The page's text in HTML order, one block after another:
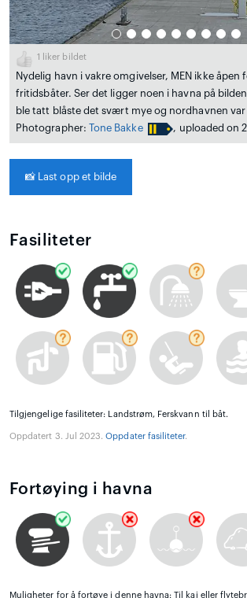
1 liker bildet
Nydelig havn i vakre omgivelser, MEN ikke åpen
fritidsbåter. Ser det ligger noen i havna på
ble tatt blåste det svært mye og nordhavnen var
Photographer: Tone Bakke , uploaded on
📸 Last opp et bilde
Fasiliteter
Tilgjengelige fasiliteter: Landstrøm, Ferskvann til båt.
Oppdatert 3. Jul 2023.Oppdater fasiliteter.
Fortøying i havna
Muligheter for å fortøye i denne havna: Til kai eller